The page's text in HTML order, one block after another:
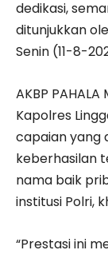
dedikasi,
ditunjukkan
Senin (11-8-
AKBP PAHALA
Kapolres
capaian yang
keberhasilan
nama baik
institusi Polri,
“Prestasi ini